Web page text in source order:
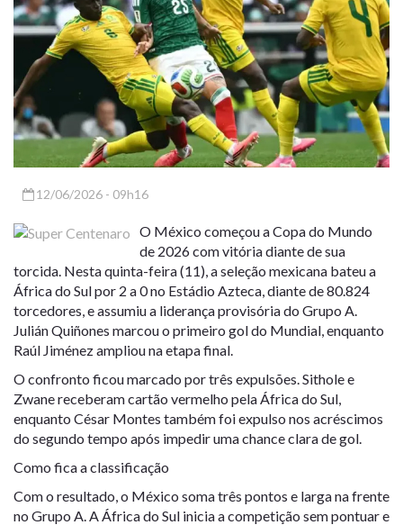
12/06/2026 - 09h16
O México começou a Copa do Mundo
de 2026 com vitória diante de sua
torcida. Nesta quinta-feira (11), a seleção mexicana bateu a
África do Sul por 2 a 0 no Estádio Azteca, diante de 80.824
torcedores, e assumiu a liderança provisória do Grupo A.
Julián Quiñones marcou o primeiro gol do Mundial, enquanto
Raúl Jiménez ampliou na etapa final.
O confronto ficou marcado por três expulsões. Sithole e
Zwane receberam cartão vermelho pela África do Sul,
enquanto César Montes também foi expulso nos acréscimos
do segundo tempo após impedir uma chance clara de gol.
Como fica a classificação
Com o resultado, o México soma três pontos e larga na frente
no Grupo A. A África do Sul inicia a competição sem pontuar e